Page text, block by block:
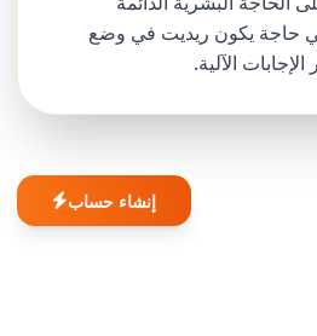
حاجة يكون ريديت في وضع
الآلية.
إنشاء حساب